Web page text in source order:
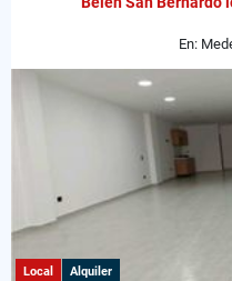
En:
Local Alquiler